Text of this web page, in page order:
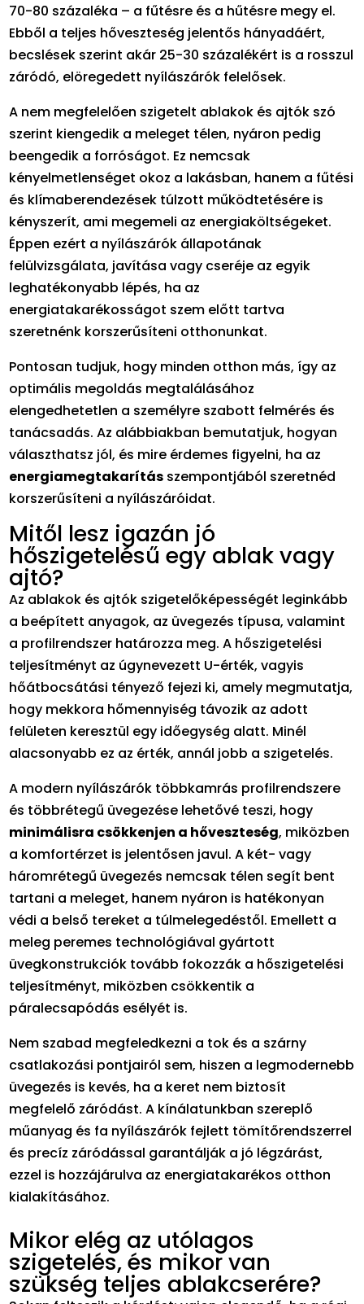
70-80 százaléka – a fűtésre és a hűtésre megy el.
Ebből a teljes hőveszteség jelentős hányadáért,
becslések szerint akár 25-30 százalékért is a rosszul
záródó, elöregedett nyílászárók felelősek.
A nem megfelelően szigetelt ablakok és ajtók szó
szerint kiengedik a meleget télen, nyáron pedig
beengedik a forróságot. Ez nemcsak
kényelmetlenséget okoz a lakásban, hanem a fűtési
és klímaberendezések túlzott működtetésére is
kényszerít, ami megemeli az energiaköltségeket.
Éppen ezért a nyílászárók állapotának
felülvizsgálata, javítása vagy cseréje az egyik
leghatékonyabb lépés, ha az
energiatakarékosságot szem előtt tartva
szeretnénk korszerűsíteni otthonunkat.
Pontosan tudjuk, hogy minden otthon más, így az
optimális megoldás megtalálásához
elengedhetetlen a személyre szabott felmérés és
tanácsadás. Az alábbiakban bemutatjuk, hogyan
választhatsz jól, és mire érdemes figyelni, ha az
energiamegtakarítás szempontjából szeretnéd
korszerűsíteni a nyílászáróidat.
Mitől lesz igazán jó
hőszigetelésű egy ablak vagy
ajtó?
Az ablakok és ajtók szigetelőképességét leginkább
a beépített anyagok, az üvegezés típusa, valamint
a profilrendszer határozza meg. A hőszigetelési
teljesítményt az úgynevezett U-érték, vagyis
hőátbocsátási tényező fejezi ki, amely megmutatja,
hogy mekkora hőmennyiség távozik az adott
felületen keresztül egy időegység alatt. Minél
alacsonyabb ez az érték, annál jobb a szigetelés.
A modern nyílászárók többkamrás profilrendszere
és többrétegű üvegezése lehetővé teszi, hogy
minimálisra csökkenjen a hőveszteség, miközben
a komfortérzet is jelentősen javul. A két- vagy
háromrétegű üvegezés nemcsak télen segít bent
tartani a meleget, hanem nyáron is hatékonyan
védi a belső tereket a túlmelegedéstől. Emellett a
meleg peremes technológiával gyártott
üvegkonstrukciók tovább fokozzák a hőszigetelési
teljesítményt, miközben csökkentik a
páralecsapódás esélyét is.
Nem szabad megfeledkezni a tok és a szárny
csatlakozási pontjairól sem, hiszen a legmodernebb
üvegezés is kevés, ha a keret nem biztosít
megfelelő záródást. A kínálatunkban szereplő
műanyag és fa nyílászárók fejlett tömítőrendszerrel
és precíz záródással garantálják a jó légzárást,
ezzel is hozzájárulva az energiatakarékos otthon
kialakításához.
Mikor elég az utólagos
szigetelés, és mikor van
szükség teljes ablakcserére?